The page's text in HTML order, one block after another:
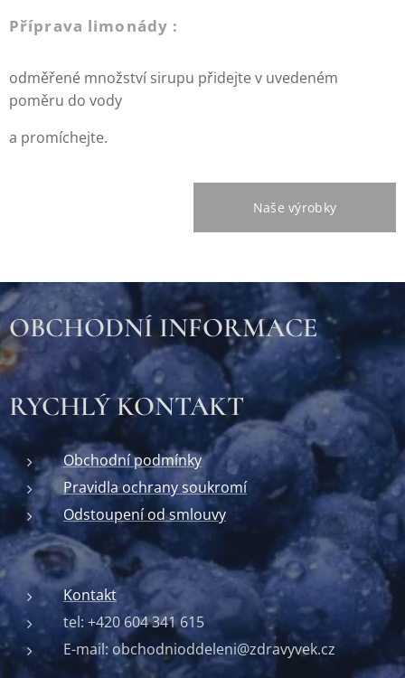
Příprava limonády :
odměřené množství sirupu přidejte v uvedeném
poměru do vody
a promíchejte.
Naše výrobky
OBCHODNÍ INFORMACE
RYCHLÝ KONTAKT
Obchodní podmínky
Pravidla ochrany soukromí
Odstoupení od smlouvy
Kontakt
tel: +420 604 341 615
E-mail: obchodnioddeleni@zdravyvek.cz